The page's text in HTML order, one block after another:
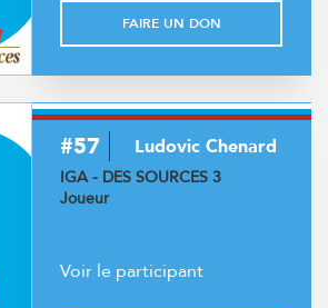
FAIRE UN DON
#57 Ludovic Chenard
IGA - DES SOURCES 3
Joueur
Voir le participant